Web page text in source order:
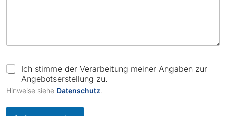
r
i
b
n
C
e
c
k
Ich stimme der Verarbeitung meiner Angaben zur
Angebotserstellung zu.
Hinweise siehe Datenschutz